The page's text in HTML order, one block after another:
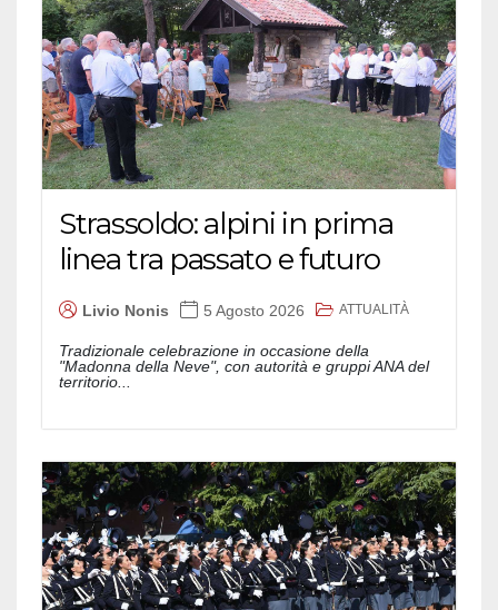
Strassoldo: alpini in prima
linea tra passato e futuro
Livio Nonis 5 Agosto 2026 ATTUALITÀ
Tradizionale celebrazione in occasione della
"Madonna della Neve", con autorità e gruppi ANA del
territorio...